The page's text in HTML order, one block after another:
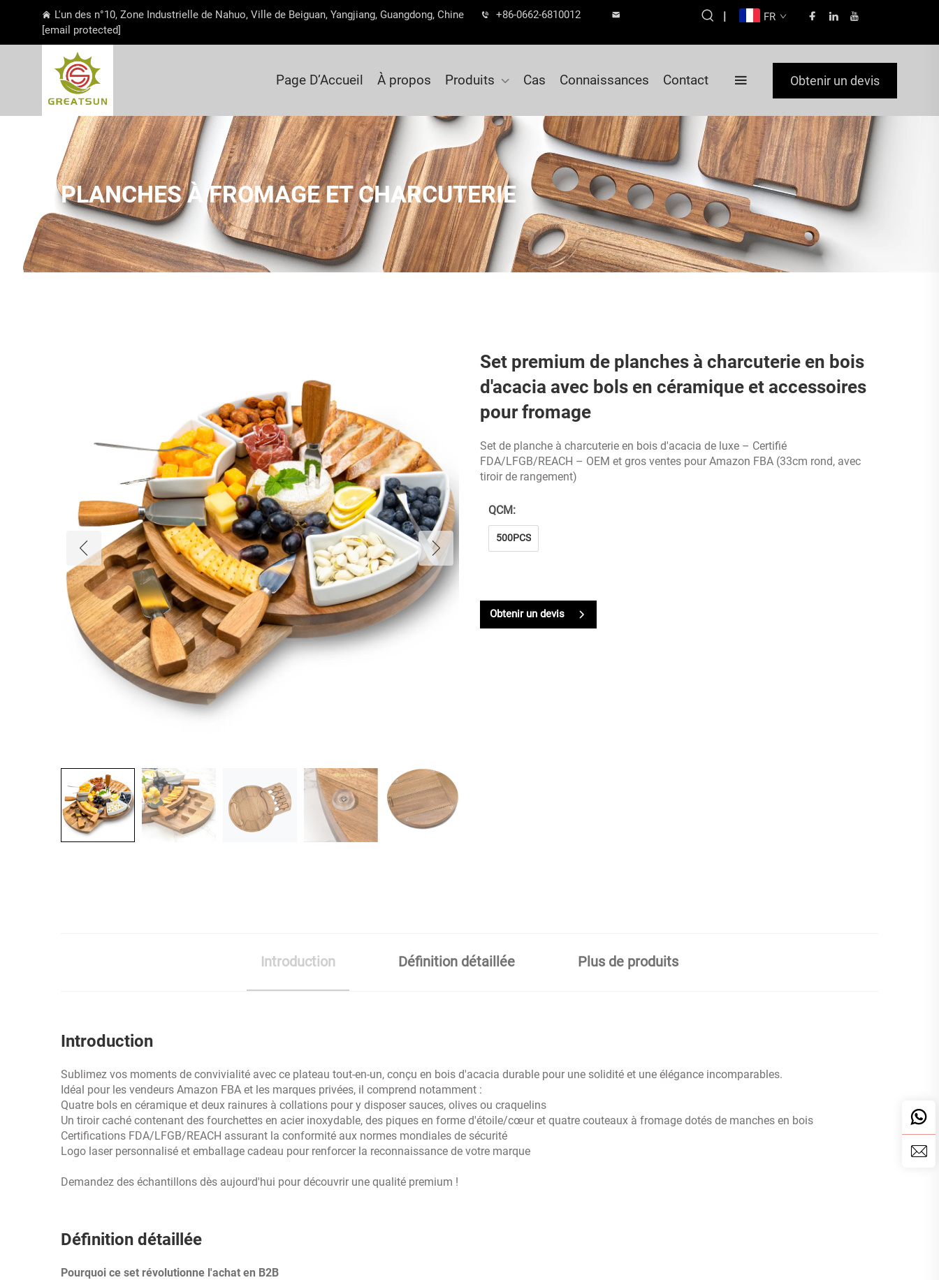
L'un des n°10, Zone Industrielle de Nahuo, Ville de Beiguan, Yangjiang, Guangdong, Chine
+86-0662-6810012
[email protected]
| FR
Page D’Accueil À propos Produits Cas Connaissances Contact Obtenir un devis
PLANCHES À FROMAGE ET CHARCUTERIE
Set premium de planches à charcuterie en bois
d'acacia avec bols en céramique et accessoires
pour fromage
Set de planche à charcuterie en bois d'acacia de luxe – Certifié
FDA/LFGB/REACH – OEM et gros ventes pour Amazon FBA (33cm rond, avec
tiroir de rangement)
QCM:
500PCS
Obtenir un devis
Introduction Définition détaillée Plus de produits
Introduction
Sublimez vos moments de convivialité avec ce plateau tout-en-un, conçu en bois d'acacia durable pour une solidité et une élégance incomparables.
Idéal pour les vendeurs Amazon FBA et les marques privées, il comprend notamment :
Quatre bols en céramique et deux rainures à collations pour y disposer sauces, olives ou craquelins
Un tiroir caché contenant des fourchettes en acier inoxydable, des piques en forme d'étoile/cœur et quatre couteaux à fromage dotés de manches en bois
Certifications FDA/LFGB/REACH assurant la conformité aux normes mondiales de sécurité
Logo laser personnalisé et emballage cadeau pour renforcer la reconnaissance de votre marque
Demandez des échantillons dès aujourd'hui pour découvrir une qualité premium !
Définition détaillée
Pourquoi ce set révolutionne l'achat en B2B